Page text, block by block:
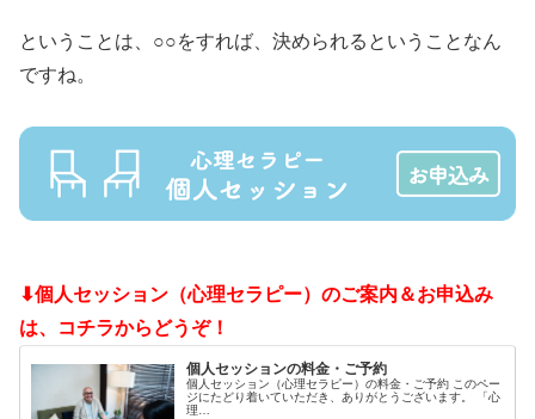
ということは、○○をすれば、決められるということなん
ですね。
⬇個人セッション（心理セラピー）のご案内＆お申込み
は、コチラからどうぞ！
個人セッションの料金・ご予約
個人セッション（心理セラピー）の料金・ご予約 このペー
ジにたどり着いていただき、ありがとうございます。 「心
理…